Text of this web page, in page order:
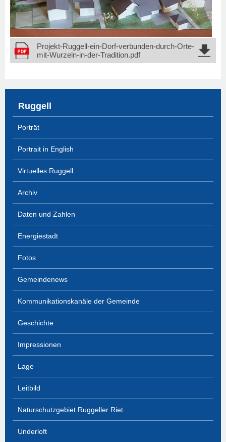
Projekt-Ruggell-ein-Dorf-verbunden-durch-Orte-
mit-Wurzeln-in-der-Tradition.pdf
Ruggell
Porträt
Portrait in English
Virtuelles Ruggell
Archiv
Daten und Zahlen
Energiestadt
Fotos
Gemeindenews
Kommunikationskanäle der Gemeinde
Geschichte
Impressionen
Lage
Leitbild
Naturschutzgebiet Ruggeller Riet
Underloft